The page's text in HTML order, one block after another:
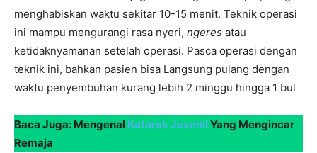
menghabiskan waktu sekitar 10-15 menit. Teknik operasi
ini mampu mengurangi rasa nyeri, ngeres atau
ketidaknyamanan setelah operasi. Pasca operasi dengan
teknik ini, bahkan pasien bisa Langsung pulang dengan
waktu penyembuhan kurang lebih 2 minggu hingga 1 bul
Baca Juga: Mengenal Katarak Jevenil Yang Mengincar
Remaja